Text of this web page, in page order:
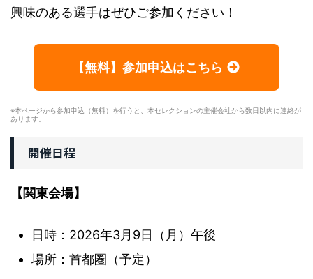
興味のある選手はぜひご参加ください！
【無料】参加申込はこちら
※本ページから参加申込（無料）を行うと、本セレクションの主催会社から数日以内に連絡が
あります。
開催日程
【関東会場】
日時：2026年3月9日（月）午後
場所：首都圏（予定）